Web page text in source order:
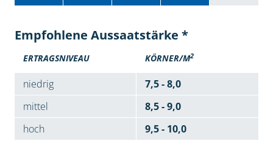
Empfohlene Aussaatstärke *
ERTRAGSNIVEAU KÖRNER/M2
niedrig
7,5 - 8,0
mittel
8,5 - 9,0
hoch
9,5 - 10,0